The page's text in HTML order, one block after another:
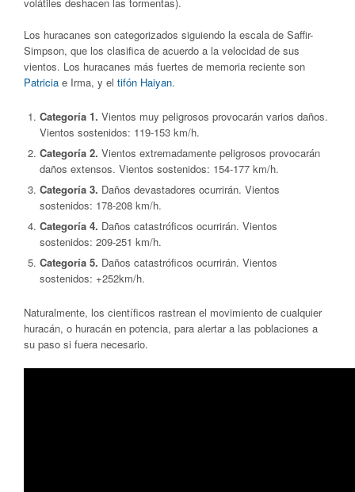
volátiles deshacen las tormentas).
Los huracanes son categorizados siguiendo la escala de Saffir-
Simpson, que los clasifica de acuerdo a la velocidad de sus
vientos. Los huracanes más fuertes de memoria reciente son
Patricia e Irma, y el tifón Haiyan.
Categoría 1. Vientos muy peligrosos provocarán varios daños.
Vientos sostenidos: 119-153 km/h.
Categoría 2. Vientos extremadamente peligrosos provocarán
daños extensos. Vientos sostenidos: 154-177 km/h.
Categoría 3. Daños devastadores ocurrirán. Vientos
sostenidos: 178-208 km/h.
Categoría 4. Daños catastróficos ocurrirán. Vientos
sostenidos: 209-251 km/h.
Categoría 5. Daños catastróficos ocurrirán. Vientos
sostenidos: +252km/h.
Naturalmente, los científicos rastrean el movimiento de cualquier
huracán, o huracán en potencia, para alertar a las poblaciones a
su paso si fuera necesario.